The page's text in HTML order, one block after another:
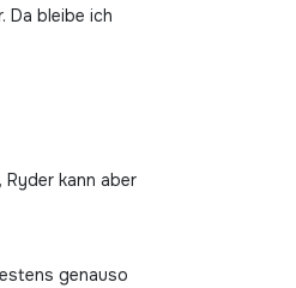
Da bleibe ich
kann aber
genauso